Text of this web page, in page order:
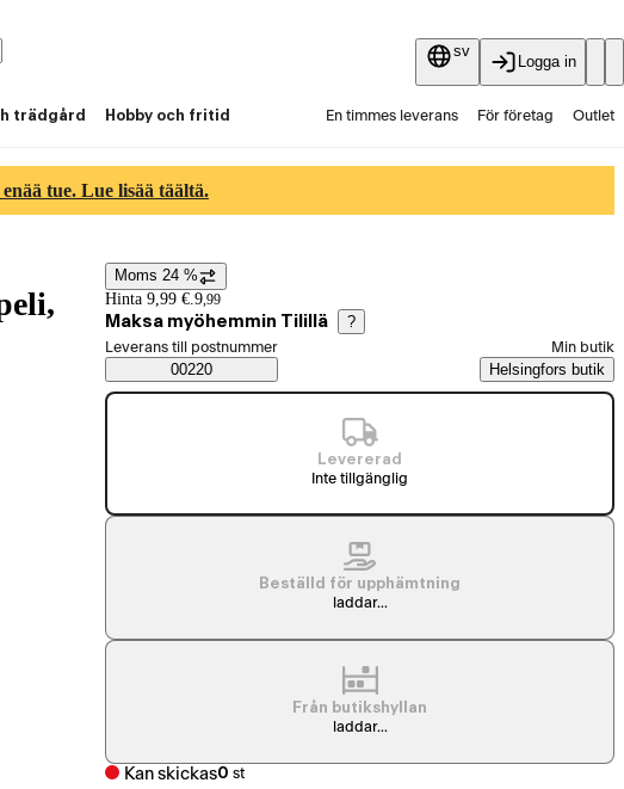
sv
Logga in
trädgård Hobby och fritid En timmes leverans För företag Outlet
tue. Lue lisää täältä.
Prisinformation
Moms 24 %
Hinta 9,99 €.9,99
Maksa myöhemmin Tilillä ?
Saatavuustiedot
Välj beställningssätt
Leverans till postnummer
00220
Min butik
Helsingfors butik
Levererad
Inte tillgänglig
Beställd för upphämtning
laddar...
Från butikshyllan
laddar...
Kan skickas0 st